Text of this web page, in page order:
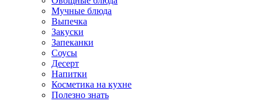
Мучные блюда
Выпечка
Закуски
Запеканки
Соусы
Десерт
Напитки
Косметика на кухне
Полезно знать